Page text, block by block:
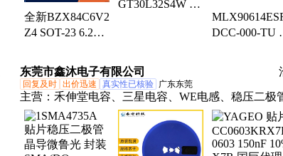
全新BZX84C6V2
Z4 SOT-23 6.2V
管
GT30L32S4W 点
DCC-000-TU
东莞市鑫沐电子有限公司
回复及时 出价迅速 真实性已核验 广东东莞
主营： 禾伸堂电容、三星电容、WE电感、稳压二极
伍尔特贴片电感、国巨电容、厚声薄膜电阻、肖特
极管、华新科电阻、厚膜电阻、二极管、车规电阻